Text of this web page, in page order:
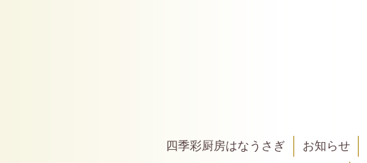
四季彩厨房はなうさぎ お知らせ